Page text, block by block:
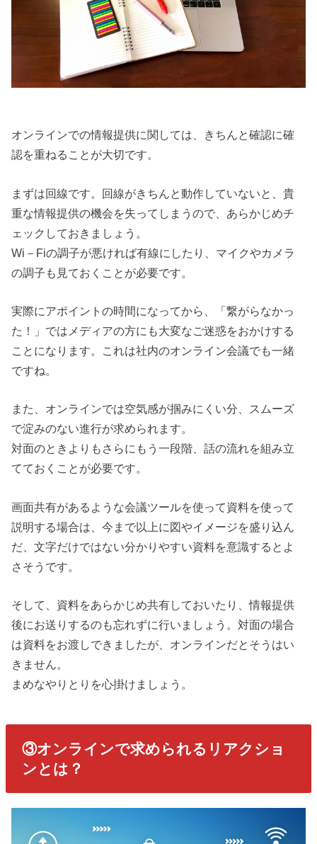
オンラインでの情報提供に関しては、きちんと確認に確
認を重ねることが大切です。
まずは回線です。回線がきちんと動作していないと、貴
重な情報提供の機会を失ってしまうので、あらかじめチ
ェックしておきましょう。
Wi－Fiの調子が悪ければ有線にしたり、マイクやカメラ
の調子も見ておくことが必要です。
実際にアポイントの時間になってから、「繋がらなかっ
た！」ではメディアの方にも大変なご迷惑をおかけする
ことになります。これは社内のオンライン会議でも一緒
ですね。
また、オンラインでは空気感が掴みにくい分、スムーズ
で淀みのない進行が求められます。
対面のときよりもさらにもう一段階、話の流れを組み立
てておくことが必要です。
画面共有があるような会議ツールを使って資料を使って
説明する場合は、今まで以上に図やイメージを盛り込ん
だ、文字だけではない分かりやすい資料を意識するとよ
さそうです。
そして、資料をあらかじめ共有しておいたり、情報提供
後にお送りするのも忘れずに行いましょう。対面の場合
は資料をお渡しできましたが、オンラインだとそうはい
きません。
まめなやりとりを心掛けましょう。
③オンラインで求められるリアクショ
ンとは？